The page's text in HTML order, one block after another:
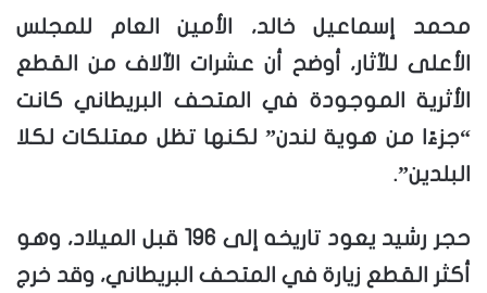
محمد إسماعيل خالد، الأمين العام للمجلس
الأعلى للآثار، أوضح أن عشرات الآلاف من القطع
الأثرية الموجودة في المتحف البريطاني كانت
“جزءًا من هوية لندن” لكنها تظل ممتلكات لكلا
البلدين”.
حجر رشيد يعود تاريخه إلى 196 قبل الميلاد، وهو
أكثر القطع زيارة في المتحف البريطاني، وقد خرج